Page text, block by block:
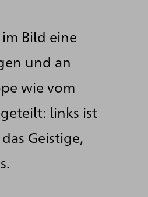
Bild eine
und an
wie vom
links ist
Geistige,